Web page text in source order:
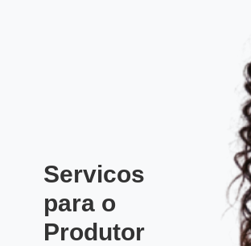
Servicos
para o
Produtor